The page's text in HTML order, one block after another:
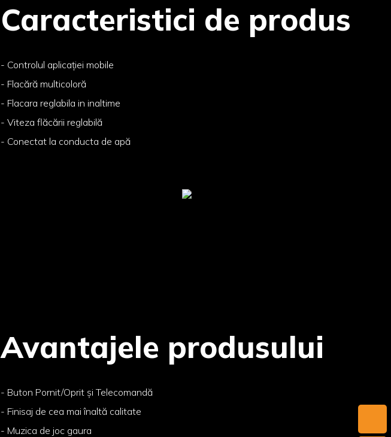
Caracteristici de produs
- Controlul aplicației mobile
- Flacără multicoloră
- Flacara reglabila in inaltime
- Viteza flăcării reglabilă
- Conectat la conducta de apă
Avantajele produsului
- Buton Pornit/Oprit și Telecomandă
- Finisaj de cea mai înaltă calitate
- Muzica de joc gaura